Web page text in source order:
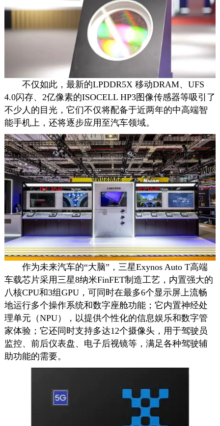
不仅如此，最新的LPDDR5X 移动DRAM、UFS
4.0闪存、2亿像素的ISOCELL HP3图像传感器等吸引了
不少人的目光，它们不仅将配备于近两年的中高端智
能手机上，还将逐步应用至汽车领域。
作为未来汽车的“大脑”，三星Exynos Auto T高端
车载芯片采用三星8纳米FinFET制造工艺，内置强大的
八核CPU和3组GPU，可同时在最多6个显示屏上流畅
地运行多个操作系统和数字座舱功能；它内置神经处
理单元（NPU），以提供个性化的信息娱乐和数字管
家体验；它还同时支持多达12个摄像头，用于驾驶员
监控、前后仪表盘、电子后视镜等，满足各种驾驶辅
助功能的需要。